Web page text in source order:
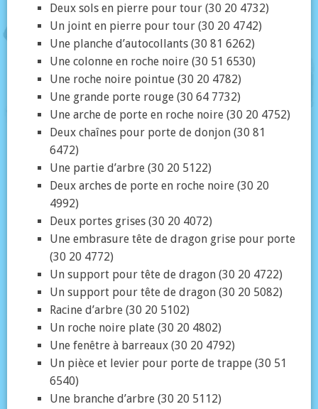
Deux sols en pierre pour tour (30 20 4732)
Un joint en pierre pour tour (30 20 4742)
Une planche d’autocollants (30 81 6262)
Une colonne en roche noire (30 51 6530)
Une roche noire pointue (30 20 4782)
Une grande porte rouge (30 64 7732)
Une arche de porte en roche noire (30 20 4752)
Deux chaînes pour porte de donjon (30 81
6472)
Une partie d’arbre (30 20 5122)
Deux arches de porte en roche noire (30 20
4992)
Deux portes grises (30 20 4072)
Une embrasure tête de dragon grise pour porte
(30 20 4772)
Un support pour tête de dragon (30 20 4722)
Un support pour tête de dragon (30 20 5082)
Racine d’arbre (30 20 5102)
Un roche noire plate (30 20 4802)
Une fenêtre à barreaux (30 20 4792)
Un pièce et levier pour porte de trappe (30 51
6540)
Une branche d’arbre (30 20 5112)